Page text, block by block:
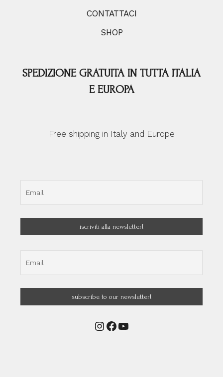
CONTATTACI
SHOP
SPEDIZIONE GRATUITA IN TUTTA ITALIA
E EUROPA
Free shipping in Italy and Europe
Instagram
Facebook
YouTube